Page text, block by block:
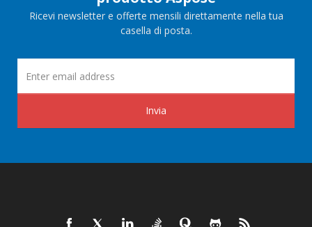
Ricevi newsletter e offerte mensili direttamente nella tua
casella di posta.
Invia